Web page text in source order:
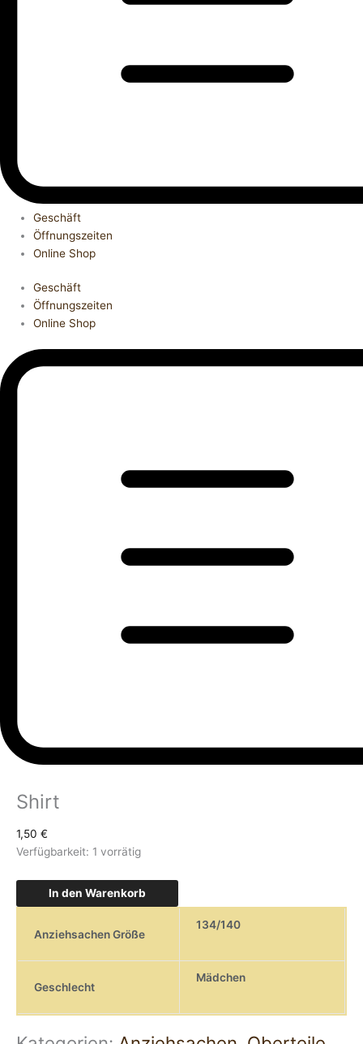
Geschäft
Öffnungszeiten
Online Shop
Geschäft
Öffnungszeiten
Online Shop
Shirt
1,50 €
Verfügbarkeit: 1 vorrätig
In den Warenkorb
Anziehsachen Größe
134/140
Geschlecht
Mädchen